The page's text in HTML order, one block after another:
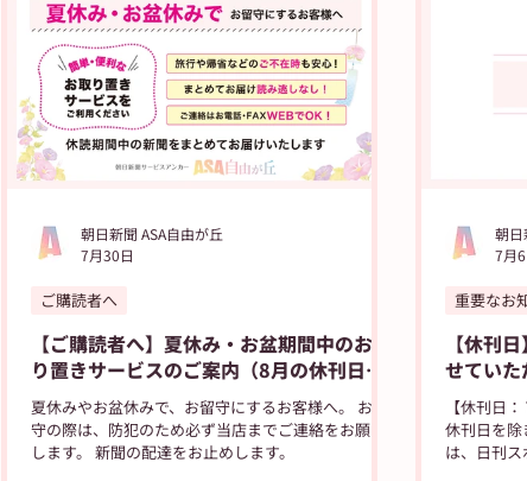
高校野球
【ご購読者へ】夏休み・お盆期間中のお取
り置きサービスのご案内（8月の休刊日は
12日です）
夏休みやお盆休みで、お留守にするお客様へ。 お留
守の際は、防犯のため必ず当店までご連絡をお願い
します。 新聞の配達をお止めします。
ご購読者へ
朝日新聞 ASA自由が丘
7月30日
【休刊
せていた
【休刊日
休刊日を除
は、日刊ス
重要なお
朝日
7月